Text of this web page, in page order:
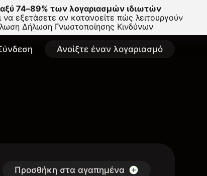
74–89% των λογαριασμών ιδιωτών
να εξετάσετε αν κατανοείτε πώς λειτουργούν
Δήλωση Γνωστοποίησης Κινδύνων
Ανοίξτε έναν λογαριασμό
Προσθήκη στα αγαπημένα